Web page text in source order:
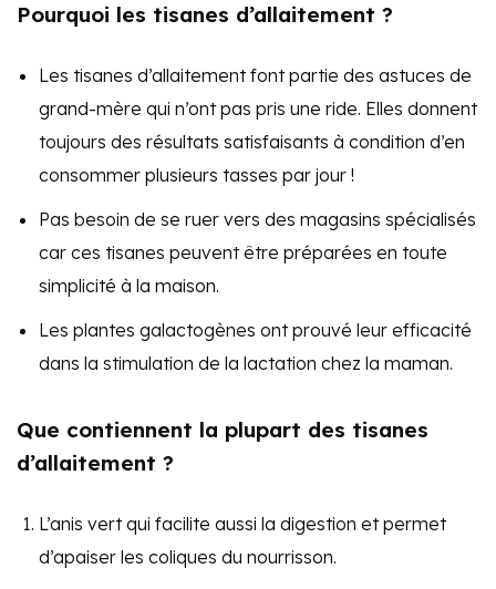
Pourquoi les tisanes d’allaitement ?
Les tisanes d’allaitement font partie des astuces de
grand-mère qui n’ont pas pris une ride. Elles donnent
toujours des résultats satisfaisants à condition d’en
consommer plusieurs tasses par jour !
Pas besoin de se ruer vers des magasins spécialisés
car ces tisanes peuvent être préparées en toute
simplicité à la maison.
Les plantes galactogènes ont prouvé leur efficacité
dans la stimulation de la lactation chez la maman.
Que contiennent la plupart des tisanes
d’allaitement ?
L’anis vert qui facilite aussi la digestion et permet
d’apaiser les coliques du nourrisson.